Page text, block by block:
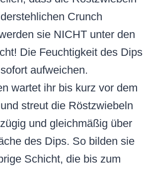
Crunch
sie NICHT unter den
Die Feuchtigkeit des Dips
aufweichen.
wartet ihr bis kurz vor dem
streut die Röstzwiebeln
und gleichmäßig über
des Dips. So bilden sie
Schicht, die bis zum